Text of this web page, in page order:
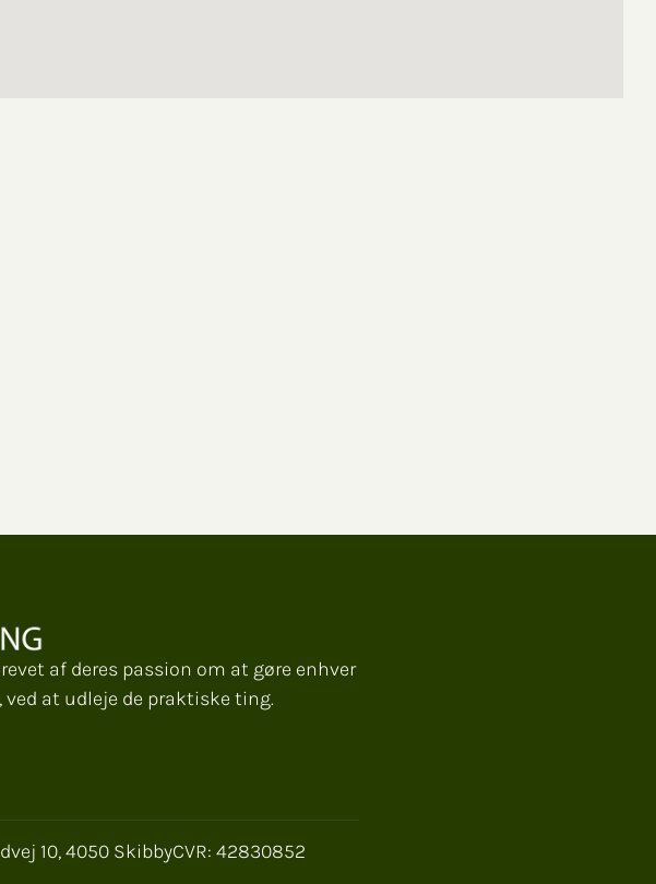
af deres passion om at gøre enhver
at udleje de praktiske ting.
10, 4050 SkibbyCVR: 42830852